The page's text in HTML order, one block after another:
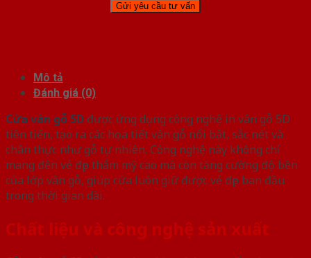
Mô tả
Đánh giá (0)
Cửa vân gỗ 5D được ứng dụng công nghệ in vân gỗ 5D
tiên tiến, tạo ra các họa tiết vân gỗ nổi bật, sắc nét và
chân thực như gỗ tự nhiên. Công nghệ này không chỉ
mang đến vẻ đẹp thẩm mỹ cao mà còn tăng cường độ bền
của lớp vân gỗ, giúp cửa luôn giữ được vẻ đẹp ban đầu
trong thời gian dài.
Chất liệu và công nghệ sản xuất